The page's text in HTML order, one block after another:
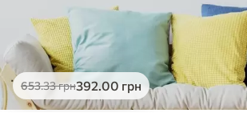
653.33грн392.00 грн